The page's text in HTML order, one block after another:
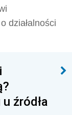
działalności
źródła